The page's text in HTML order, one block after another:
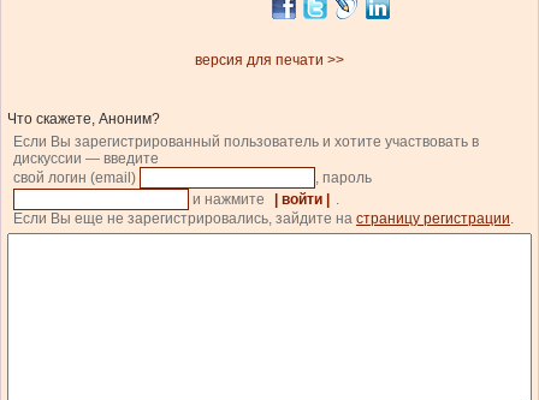
версия для печати >>
Что скажете, Аноним?
Если Вы зарегистрированный пользователь и хотите участвовать в
дискуссии — введите
свой логин (email)
, пароль
и нажмите
| войти |
.
Если Вы еще не зарегистрировались, зайдите на страницу регистрации.